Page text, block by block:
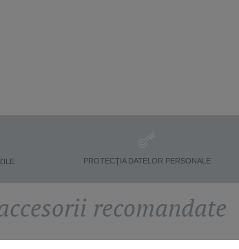
PROTECŢIA DATELOR PERSONALE
recomandate